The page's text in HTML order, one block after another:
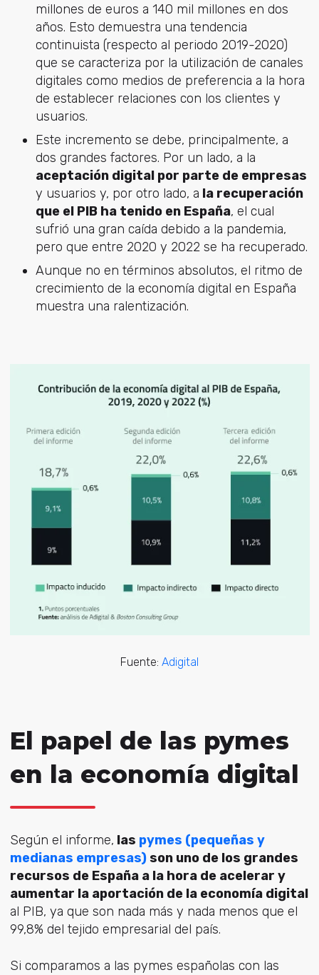
millones de euros a 140 mil millones en dos
años. Esto demuestra una tendencia
continuista (respecto al periodo 2019-2020)
que se caracteriza por la utilización de canales
digitales como medios de preferencia a la hora
de establecer relaciones con los clientes y
usuarios.
Este incremento se debe, principalmente, a
dos grandes factores. Por un lado, a la
aceptación digital por parte de empresas
y usuarios y, por otro lado, a la recuperación
que el PIB ha tenido en España, el cual
sufrió una gran caída debido a la pandemia,
pero que entre 2020 y 2022 se ha recuperado.
Aunque no en términos absolutos, el ritmo de
crecimiento de la economía digital en España
muestra una ralentización.
Fuente: Adigital
El papel de las pymes
en la economía digital
Según el informe, las pymes (pequeñas y
medianas empresas)son uno de los grandes
recursos de España a la hora de acelerar y
aumentar la aportación de la economía digital
al PIB, ya que son nada más y nada menos que el
99,8% del tejido empresarial del país.
Si comparamos a las pymes españolas con las